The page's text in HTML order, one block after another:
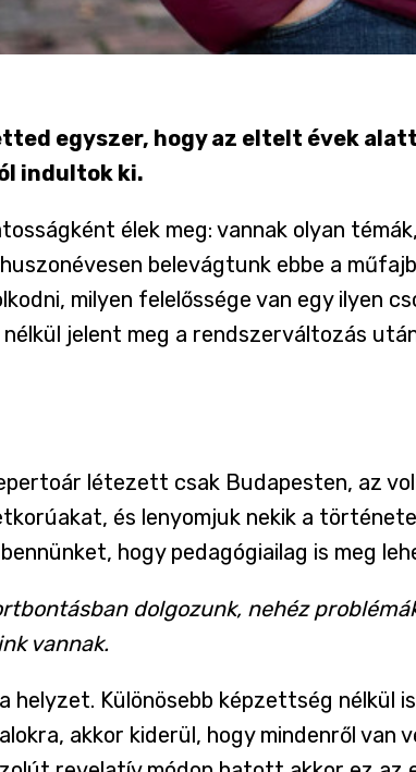
egyszer, hogy az eltelt évek
indultok ki.
élek meg: vannak olyan
belevágtunk ebbe a
milyen felelőssége van egy ilyen
jelent meg a rendszerváltozás
létezett csak Budapesten, az
és lenyomjuk nekik a
hogy pedagógiailag is meg
dolgozunk, nehéz
vannak.
helyzet. Különösebb képzettség
akkor kiderül, hogy mindenről van